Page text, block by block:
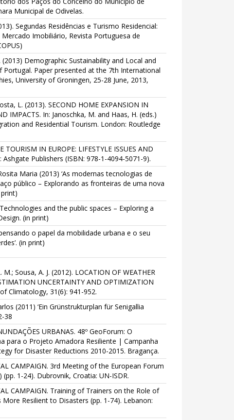
Municipal de Odivelas.
Segundas Residências e Turismo Residencial:
Imobiliário, Revista Portuguesa de
(2013) Demographic Sustainability and Local and
Portugal. Paper presented at the 7th International
University of Groningen, 25-28 June, 2013,
L. (2013). SECOND HOME EXPANSION IN
IMPACTS. In: Janoschka, M. and Haas, H. (eds.)
and Residential Tourism. London: Routledge
IN EUROPE: LIFESTYLE ISSUES AND
Ashgate Publishers (ISBN: 978-1-4094-5071-9).
Maria (2013) ‘As modernas tecnologias de
público – Explorando as fronteiras de uma nova
and the public spaces – Exploring a
(in print)
o papel da mobilidade urbana e o seu
(in print)
Sousa, A. J. (2012). LOCATION OF WEATHER
UNCERTAINTY AND OPTIMIZATION
Climatology, 31(6): 941-952.
(2011) ‘Ein Grünstrukturplan für Senigallia
38
URBANAS. 48º GeoForum: O
para o Projeto Amadora Resiliente | Campanha
for Disaster Reductions 2010-2015. Bragança.
CAMPAIGN. 3rd Meeting of the European Forum
1-24). Dubrovnik, Croatia: UN-ISDR.
CAMPAIGN. Training of Trainers on the Role of
Resilient to Disasters (pp. 1-74). Lebanon: